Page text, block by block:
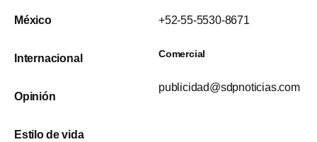
México
Internacional
Opinión
Estilo de vida
+52-55-5530-8671
Comercial
publicidad@sdpnoticias.com